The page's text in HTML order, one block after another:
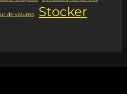
de volume Stocker